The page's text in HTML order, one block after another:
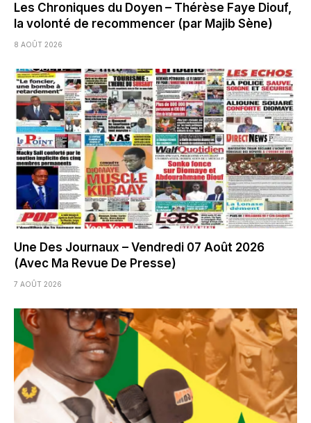
Les Chroniques du Doyen – Thérèse Faye Diouf,
la volonté de recommencer (par Majib Sène)
8 AOÛT 2026
Une Des Journaux – Vendredi 07 Août 2026
(Avec Ma Revue De Presse)
7 AOÛT 2026